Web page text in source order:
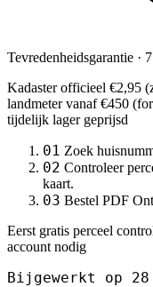
Tevredenheidsgarantie ·
Kadaster officieel €2,95
landmetervanaf €450
tijdelijk lager geprijsd
01 Zoek
02 Controleer
kaart.
03 Bestel PDF
Eerst gratis perceel
account nodig
Bijgewerkt op